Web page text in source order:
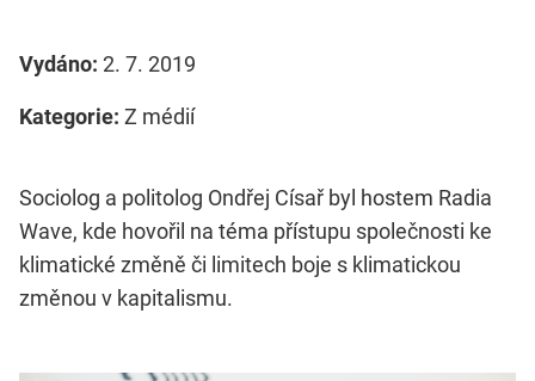
Vydáno: 2. 7. 2019
Kategorie: Z médií
Sociolog a politolog Ondřej Císař byl hostem Radia
Wave, kde hovořil na téma přístupu společnosti ke
klimatické změně či limitech boje s klimatickou
změnou v kapitalismu.